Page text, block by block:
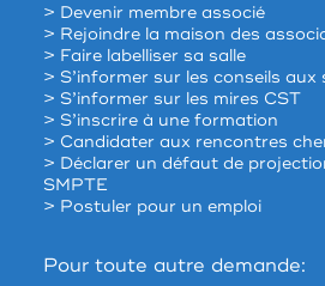
> Devenir membre associé
> Rejoindre la maison des
> Faire labelliser sa salle
> S’informer sur les conseils aux
> S’informer sur les mires CST
> S’inscrire à une formation
> Candidater aux rencontres
> Déclarer un défaut de
SMPTE
> Postuler pour un emploi
Pour toute autre demande: